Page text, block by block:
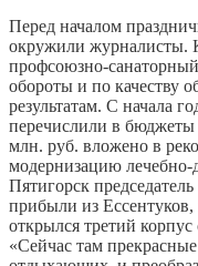
Перед началом
окружили
профсоюзно-
обороты и по качеству
результатам. С начала
перечислили в бюджеты
млн. руб. вложено в
модернизацию лечебно-
Пятигорск
прибыли из Ессентуков,
открылся третий
«Сейчас там